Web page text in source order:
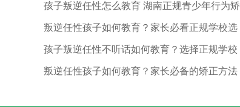
孩子叛逆任性怎么教育 湖南正规青少年行为矫
叛逆任性孩子如何教育？家长必看正规学校选
孩子叛逆任性不听话如何教育？选择正规学校
叛逆任性孩子如何教育？家长必备的矫正方法